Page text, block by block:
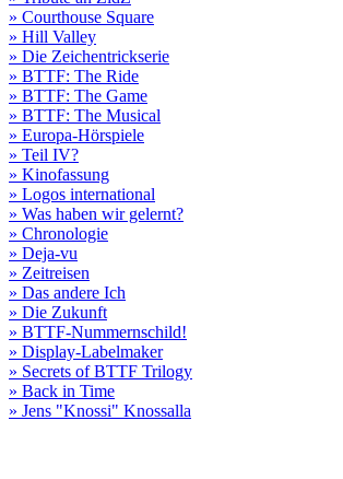
» Courthouse Square
» Hill Valley
» Die Zeichentrickserie
» BTTF: The Ride
» BTTF: The Game
» BTTF: The Musical
» Europa-Hörspiele
» Teil IV?
» Kinofassung
» Logos international
» Was haben wir gelernt?
» Chronologie
» Deja-vu
» Zeitreisen
» Das andere Ich
» Die Zukunft
» BTTF-Nummernschild!
» Display-Labelmaker
» Secrets of BTTF Trilogy
» Back in Time
» Jens "Knossi" Knossalla